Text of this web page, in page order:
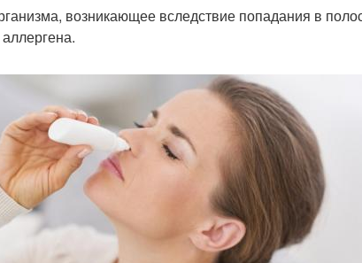
возникающее вследствие попадания в